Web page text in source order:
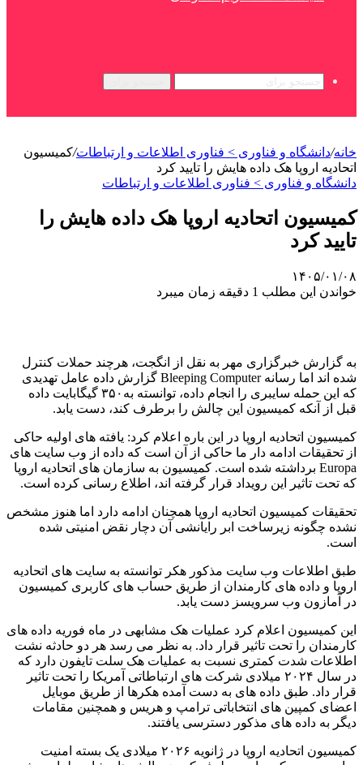
خانه/دانشگاه و فناوری > فناوری اطلاعات و ارتباطات/کمیسیون
اتحادیه اروپا هک داده هایش را تایید کرد
دانشگاه و فناوری > فناوری اطلاعات و ارتباطات
کمیسیون اتحادیه اروپا هک داده هایش را
تایید کرد
۱۴۰۵/۰۱/۰۸
خواندن این مطلب 1 دقیقه زمان میبرد
به گزارش خبرگزاری مهر به نقل از انگجت، هرچند حملات کنترل
شده اند اما رسانه Bleeping Computer گزارش داده عامل تهدیدی
که این حمله سایبری را انجام داده، توانسته به۳۵۰ گیگابایت داده
قبل از آنکه کمیسیون این چالش را برطرف کند، دست یابد.
کمیسیون اتحادیه اروپا در این باره اعلام کرد: یافته های اولیه حاکی
از تحقیقات ادامه دار ما حاکی از آن است که داده از وب سایت های
Europa برداشته شده است. کمیسیون به سازمان های اتحادیه اروپا
که تحت تاثیر این رویداد قرار گرفته اند، اطلاع رسانی کرده است.
تحقیقات کمیسیون اتحادیه اروپا همچنان ادامه دارد اما هنوز مشخص
نشده چگونه زیرساخت ابر رایانشی آن دچار نقض امنیتی شده
است.
طبق اطلاعات وب سایت مذکور هکر توانسته به سایت های اتحادیه
اروپا و داده های کارمندان از طریق حساب های کاربری کمیسیون
در آمازون وب سرویسز دست یابد.
این کمیسیون اعلام کرد عملیات هک مشابهی در ماه فوریه داده های
کارمندان را تحت تاثیر قرار داد. به نظر می رسد هر دو حادثه نشت
اطلاعات شدت کمتری نسبت به عملیات هک سلت تایفون دارد که
در سال ۲۰۲۴ میلادی شرکت های ارتباطاتی آمریکا را تحت تاثیر
قرار داد. طبق داده های به دست آمده هکرها از طریق موبایل
اعضای کمپین های انتخاباتی ترامپ و هریس و همچنین مقامات
دیگر به داده های مذکور دسترسی یافتند.
کمیسیون اتحادیه اروپا در ژانویه ۲۰۲۶ میلادی یک بسته امنیت